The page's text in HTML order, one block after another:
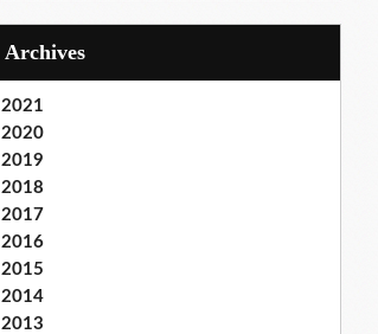
Archives
2021
2020
2019
2018
2017
2016
2015
2014
2013